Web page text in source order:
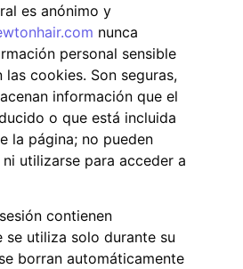
es anónimo y
nunca
personal sensible
cookies. Son seguras,
información que el
o que está incluida
la página; no pueden
utilizarse para acceder a
contienen
se utiliza solo durante su
borran automáticamente